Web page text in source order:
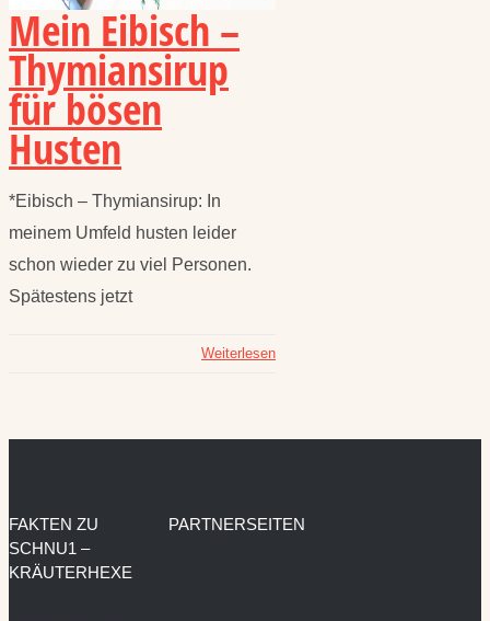
Mein Eibisch –
Thymiansirup
für bösen
Husten
*Eibisch – Thymiansirup: In
meinem Umfeld husten leider
schon wieder zu viel Personen.
Spätestens jetzt
Weiterlesen
FAKTEN ZU
SCHNU1 –
KRÄUTERHEXE
PARTNERSEITEN